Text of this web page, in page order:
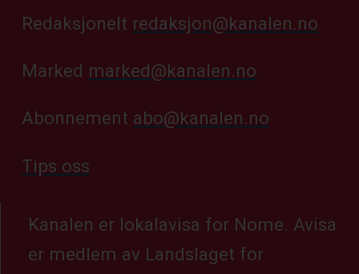
Redaksjonelt redaksjon@kanalen.no
Marked marked@kanalen.no
Abonnement abo@kanalen.no
Tips oss
Kanalen er lokalavisa for Nome. Avisa
er medlem av Landslaget for